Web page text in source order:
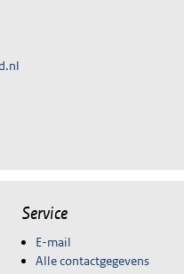
Service
E-mail
Alle contactgegevens